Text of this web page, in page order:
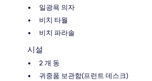
일광욕 의자
비치 타월
비치 파라솔
시설
2 개 동
귀중품 보관함(프런트 데스크)